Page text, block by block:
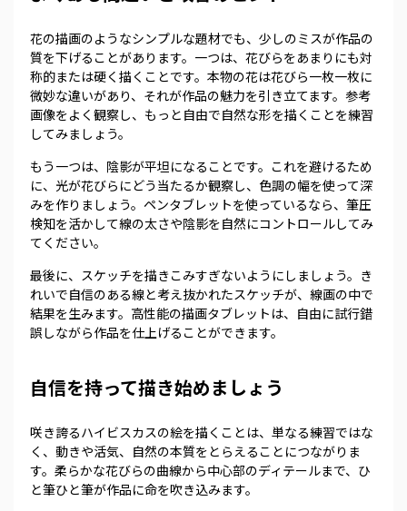
花の描画のようなシンプルな題材でも、少しのミスが作品の
質を下げることがあります。一つは、花びらをあまりにも対
称的または硬く描くことです。本物の花は花びら一枚一枚に
微妙な違いがあり、それが作品の魅力を引き立てます。参考
画像をよく観察し、もっと自由で自然な形を描くことを練習
してみましょう。
もう一つは、陰影が平坦になることです。これを避けるため
に、光が花びらにどう当たるか観察し、色調の幅を使って深
みを作りましょう。ペンタブレットを使っているなら、筆圧
検知を活かして線の太さや陰影を自然にコントロールしてみ
てください。
最後に、スケッチを描きこみすぎないようにしましょう。き
れいで自信のある線と考え抜かれたスケッチが、線画の中で
結果を生みます。高性能の描画タブレットは、自由に試行錯
誤しながら作品を仕上げることができます。
自信を持って描き始めましょう
咲き誇るハイビスカスの絵を描くことは、単なる練習ではな
く、動きや活気、自然の本質をとらえることにつながりま
す。柔らかな花びらの曲線から中心部のディテールまで、ひ
と筆ひと筆が作品に命を吹き込みます。